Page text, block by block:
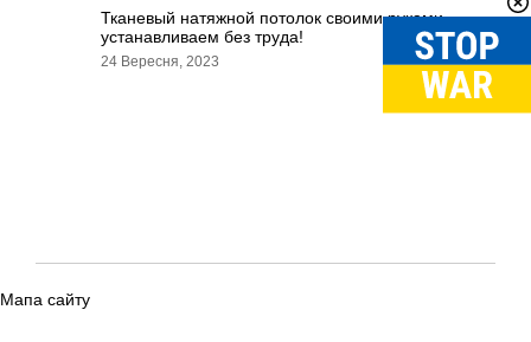
Тканевый натяжной потолок своими руками –
устанавливаем без труда!
24 Вересня, 2023
Мапа сайту